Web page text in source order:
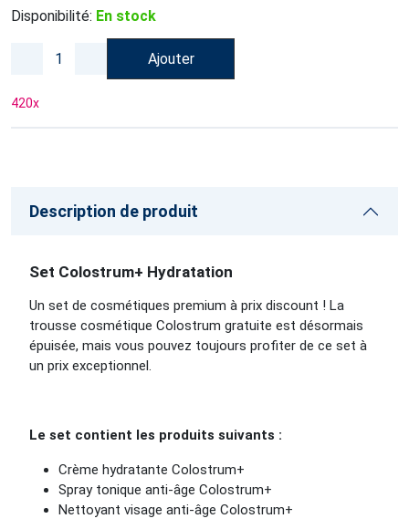
Disponibilité: En stock
Ajouter
420x
Description de produit
Set Colostrum+ Hydratation
Un set de cosmétiques premium à prix discount ! La
trousse cosmétique Colostrum gratuite est désormais
épuisée, mais vous pouvez toujours profiter de ce set à
un prix exceptionnel.
Le set contient les produits suivants :
Crème hydratante Colostrum+
Spray tonique anti-âge Colostrum+
Nettoyant visage anti-âge Colostrum+